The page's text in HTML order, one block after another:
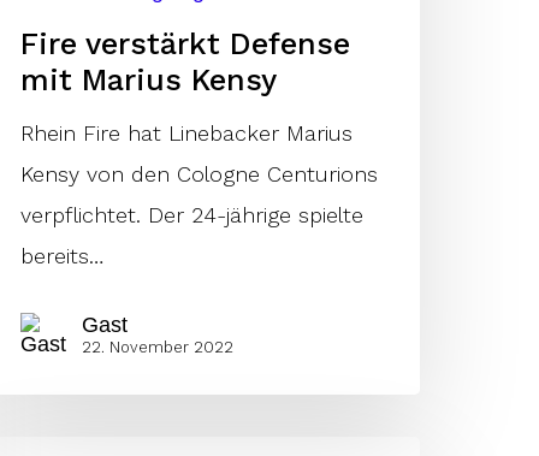
Fire verstärkt Defense
mit Marius Kensy
Rhein Fire hat Linebacker Marius
Kensy von den Cologne Centurions
verpflichtet. Der 24-jährige spielte
bereits…
Gast
22. November 2022